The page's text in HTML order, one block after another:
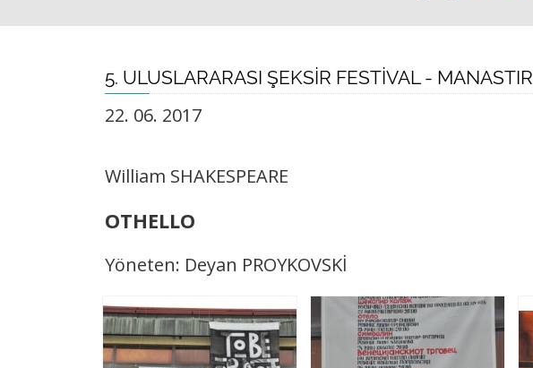
5. ULUSLARARASI ŞEKSİR FESTİVAL - MANASTIR
22. 06. 2017 ​
William SHAKESPEARE
OTHELLO
Yöneten: Deyan PROYKOVSKİ